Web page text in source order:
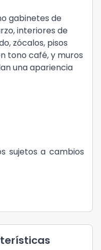
gabinetes de
interiores de
zócalos, pisos
tono café, y muros
una apariencia
sujetos a cambios